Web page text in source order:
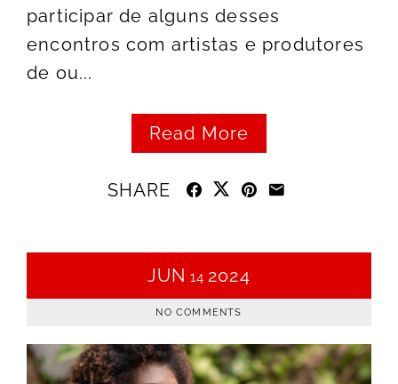
participar de alguns desses
encontros com artistas e produtores
de ou...
Read More
SHARE
JUN 14 2024
NO COMMENTS